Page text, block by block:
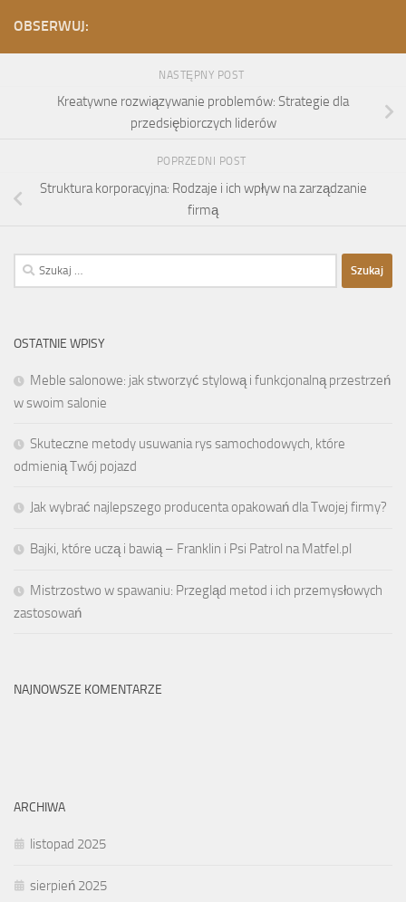
OBSERWUJ:
NASTĘPNY POST
Kreatywne rozwiązywanie problemów: Strategie dla
przedsiębiorczych liderów
POPRZEDNI POST
Struktura korporacyjna: Rodzaje i ich wpływ na zarządzanie
firmą
Szukaj:
OSTATNIE WPISY
Meble salonowe: jak stworzyć stylową i funkcjonalną przestrzeń
w swoim salonie
Skuteczne metody usuwania rys samochodowych, które
odmienią Twój pojazd
Jak wybrać najlepszego producenta opakowań dla Twojej firmy?
Bajki, które uczą i bawią – Franklin i Psi Patrol na Matfel.pl
Mistrzostwo w spawaniu: Przegląd metod i ich przemysłowych
zastosowań
NAJNOWSZE KOMENTARZE
ARCHIWA
listopad 2025
sierpień 2025